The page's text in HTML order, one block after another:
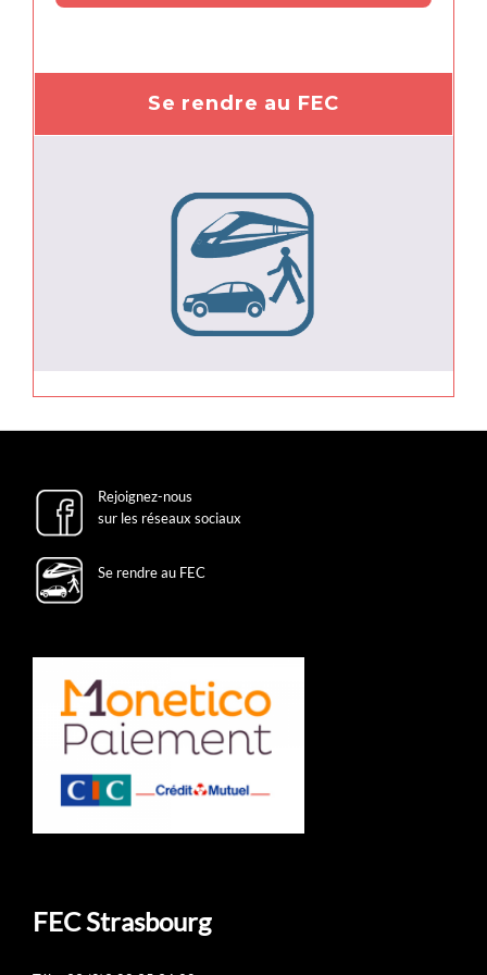
Se rendre au FEC
Rejoignez-nous
sur les réseaux sociaux
Se rendre au FEC
FEC Strasbourg